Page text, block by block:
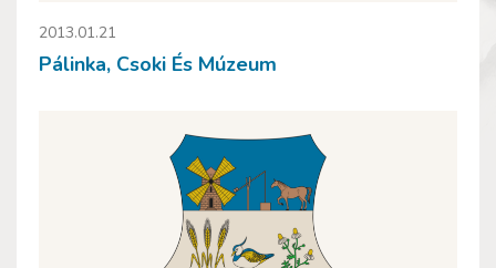
2013.01.21
Pálinka, Csoki És Múzeum